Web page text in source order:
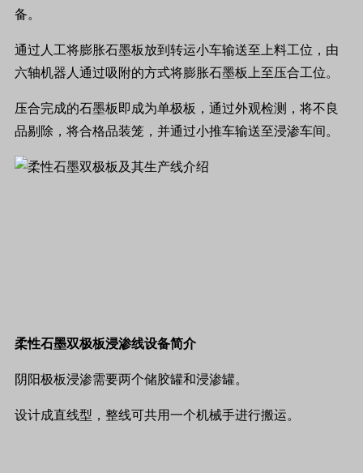
备。
通过人工将膨胀石墨板放到转运小车输送至上料工位，由
六轴机器人通过吸附的方式将膨胀石墨板上至压合工位。
压合完成的石墨板即成为单极板，通过外观检测，将不良
品剔除，将合格品装笼，并通过小推车输送至浸渗车间。
柔性石墨双极板浸渗线设备简介
阴阳极板浸渗需要两个储胶罐和浸渗罐。
设计成直线型，整线可共用一个机械手进行搬运。